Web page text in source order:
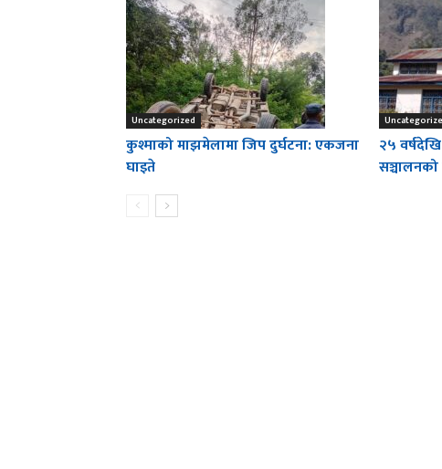
Uncategorized
कुश्माको माझमेलामा जिप दुर्घटना: एकजना
घाइते
२५
सञ्चालनको